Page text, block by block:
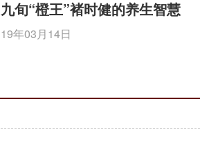
九旬“橙王”褚时健的养生智慧
19年03月14日